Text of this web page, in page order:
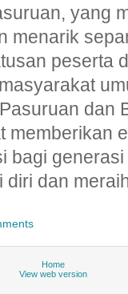
yang
menarik
peserta
dan
memberikan
bagi
dan
Home
View web version